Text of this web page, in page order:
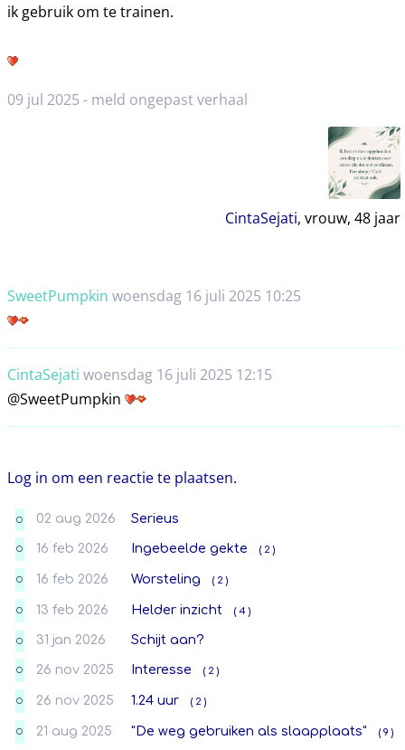
ik gebruik om te trainen.
09 jul 2025 - meld ongepast verhaal
CintaSejati, vrouw, 48jaar
SweetPumpkin woensdag 16 juli 2025 10:25
CintaSejati woensdag 16 juli 2025 12:15
@SweetPumpkin
Log in om een reactie te plaatsen.
O 02 aug 2026 Serieus
O 16 feb 2026 Ingebeelde gekte ( 2 )
O 16 feb 2026 Worsteling ( 2 )
O 13 feb 2026 Helder inzicht ( 4 )
O 31 jan 2026 Schijt aan?
O 26 nov 2025 Interesse ( 2 )
O 26 nov 2025 1.24 uur ( 2 )
O 21 aug 2025 "De weg gebruiken als slaapplaats" ( 9 )